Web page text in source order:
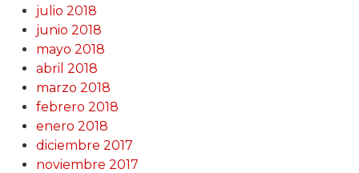
julio 2018
junio 2018
mayo 2018
abril 2018
marzo 2018
febrero 2018
enero 2018
diciembre 2017
noviembre 2017